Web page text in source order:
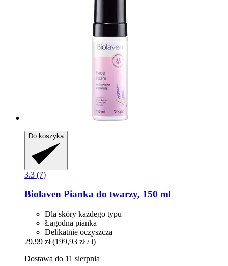
Do koszyka
3.3 (7)
Biolaven Pianka do twarzy, 150 ml
Dla skóry każdego typu
Łagodna pianka
Delikatnie oczyszcza
29,99 zł (199,93 zł / l)
Dostawa do 11 sierpnia